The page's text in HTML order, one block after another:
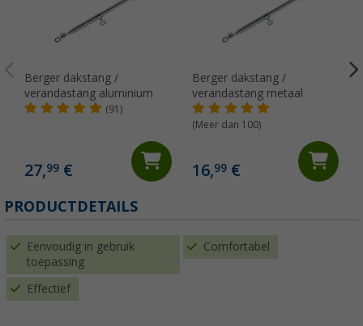
Berger dakstang /
verandastang aluminium
(91)
27,99 €
Berger dakstang /
verandastang metaal
(Meer dan 100)
16,99€
PRODUCTDETAILS
Eenvoudig in gebruik
toepassing
Comfortabel
Effectief